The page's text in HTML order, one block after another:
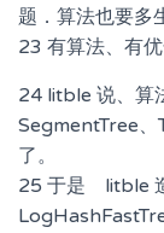
题．算法也要多
23 有算法、有优
24 litble 说、算
SegmentTree
了。
25 于是 litble